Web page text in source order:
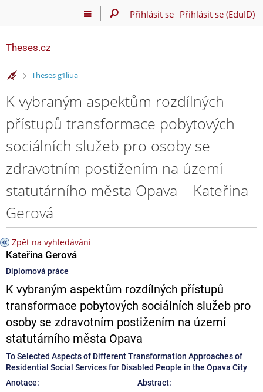
Přihlásit se Přihlásit se (EduID)
Theses.cz
>
Theses g1liua
K vybraným aspektům rozdílných
přístupů transformace pobytových
sociálních služeb pro osoby se
zdravotním postižením na území
statutárního města Opava – Kateřina
Gerová
Zpět na vyhledávání
Kateřina Gerová
Diplomová práce
K vybraným aspektům rozdílných přístupů
transformace pobytových sociálních služeb pro
osoby se zdravotním postižením na území
statutárního města Opava
To Selected Aspects of Different Transformation Approaches of
Residential Social Services for Disabled People in the Opava City
Anotace:
Abstract: